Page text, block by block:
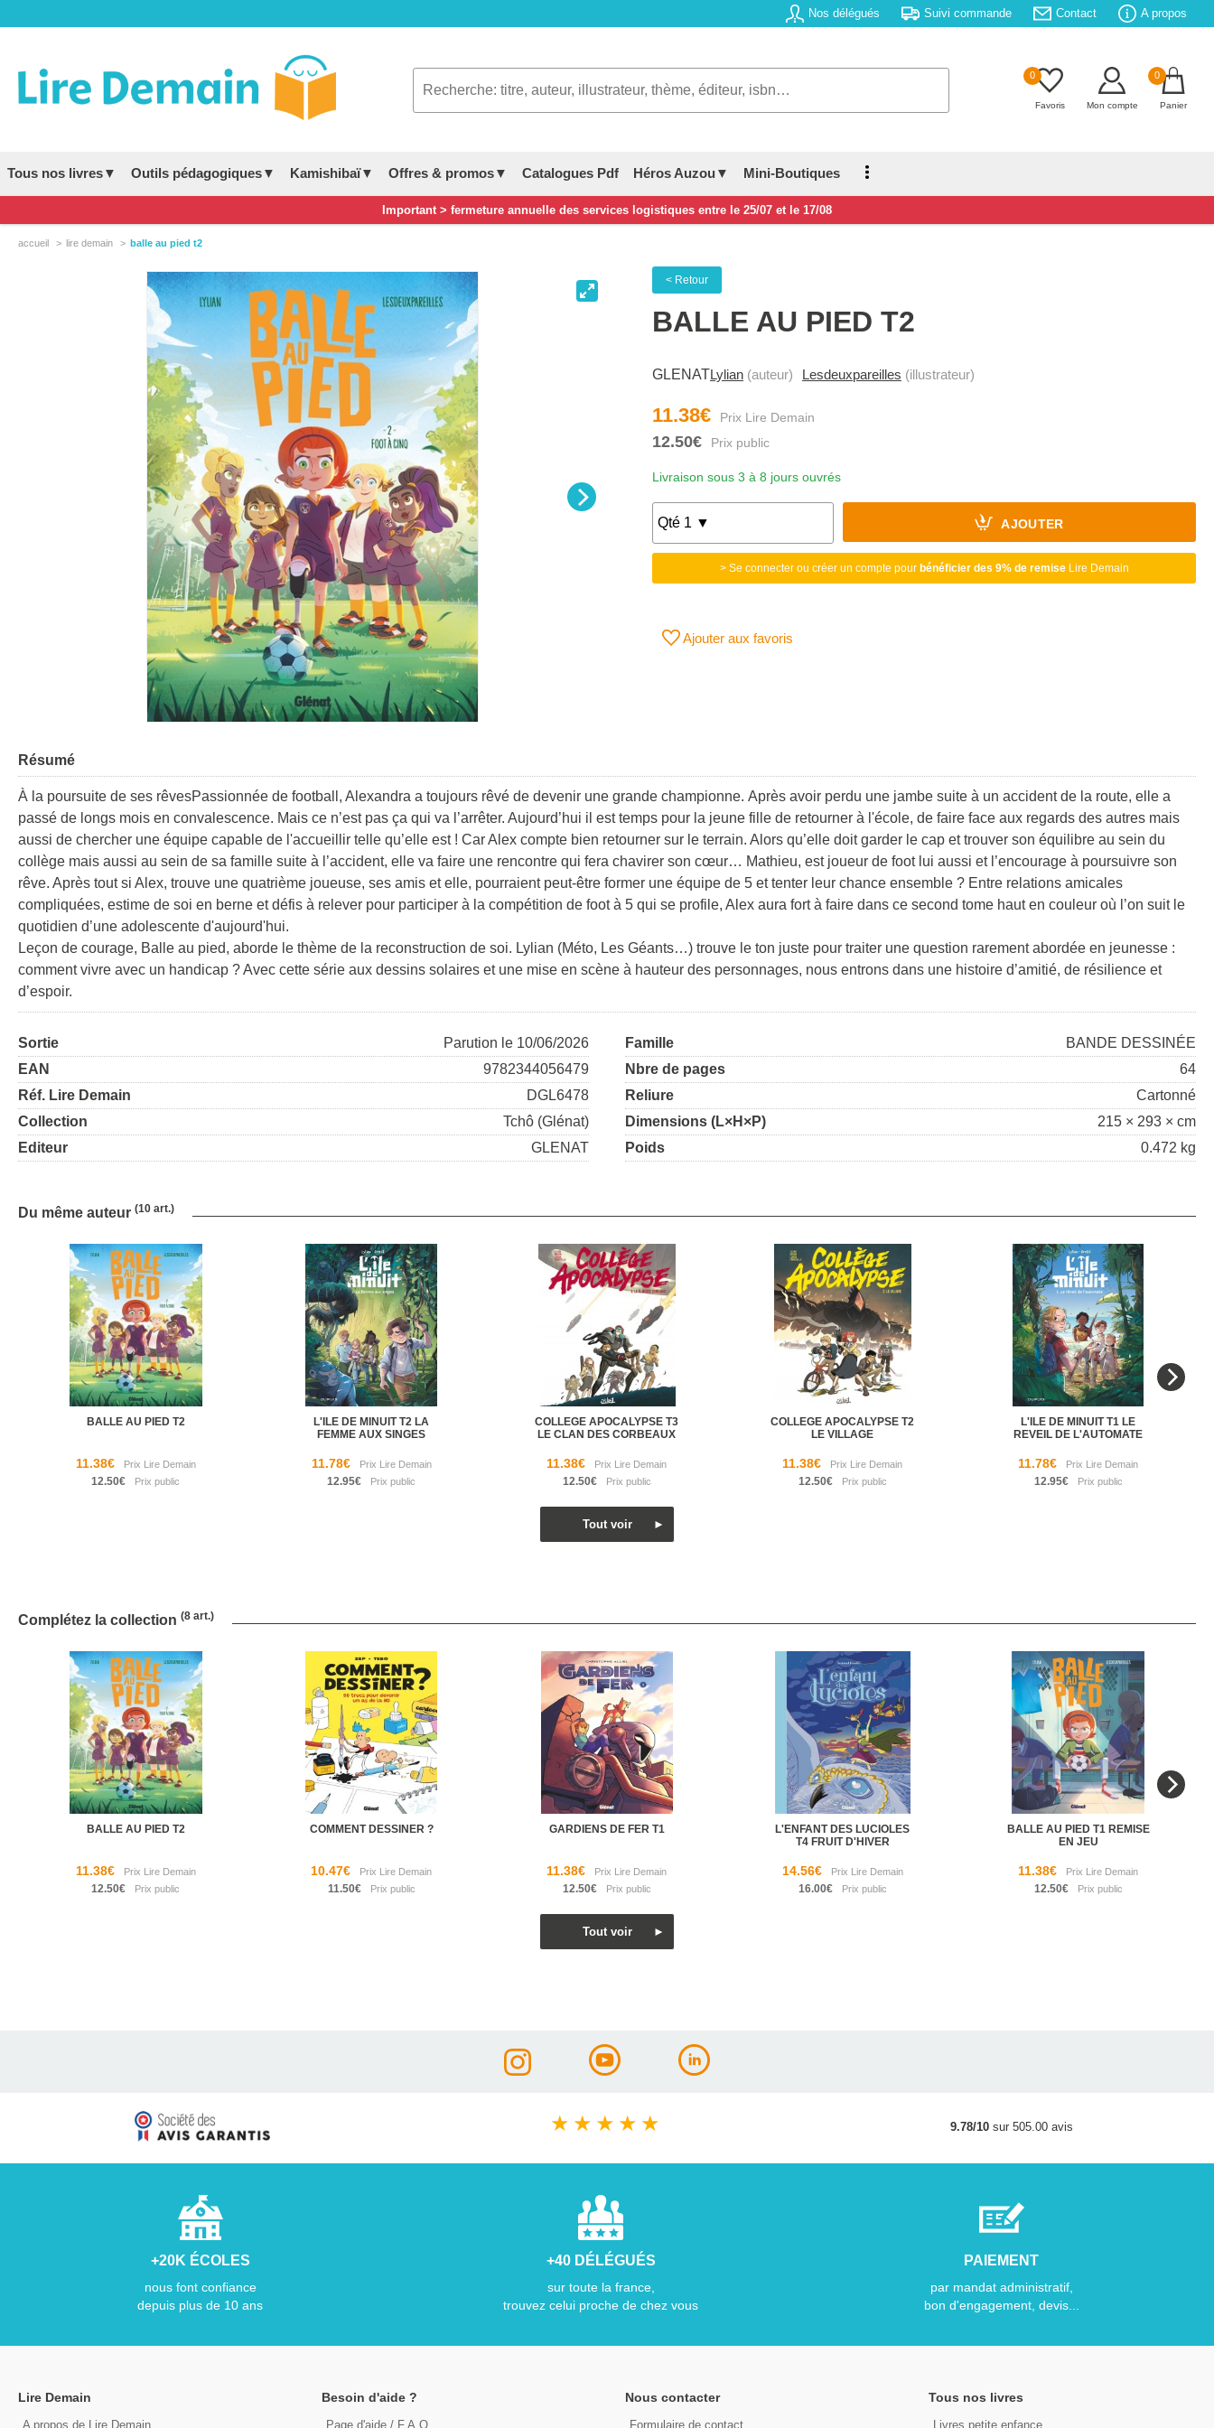
Nos délégués Suivi commande Contact A propos
0
Favoris Mon compte
0
Panier
Tous nos livres▼ Outils pédagogiques▼ Kamishibaï▼ Offres & promos▼ Catalogues Pdf Héros Auzou▼ Mini-Boutiques
Important > fermeture annuelle des services logistiques entre le 25/07 et le 17/08
accueil lire demain balle au pied t2
< Retour
BALLE AU PIED T2
GLENATLylian (auteur) Lesdeuxpareilles (illustrateur)
11.38€
12.50€
Livraison sous 3 à 8 jours ouvrés
AJOUTER
> Se connecter ou créer un compte pour bénéficier des 9% de remiseLire Demain
Ajouter aux favoris
Résumé
À la poursuite de ses rêvesPassionnée de football, Alexandra a toujours rêvé de devenir une grande championne. Après avoir perdu une jambe suite à un accident de la route, elle a
passé de longs mois en convalescence. Mais ce n’est pas ça qui va l’arrêter. Aujourd’hui il est temps pour la jeune fille de retourner à l'école, de faire face aux regards des autres mais
aussi de chercher une équipe capable de l'accueillir telle qu’elle est ! Car Alex compte bien retourner sur le terrain. Alors qu’elle doit garder le cap et trouver son équilibre au sein du
collège mais aussi au sein de sa famille suite à l’accident, elle va faire une rencontre qui fera chavirer son cœur… Mathieu, est joueur de foot lui aussi et l’encourage à poursuivre son
rêve. Après tout si Alex, trouve une quatrième joueuse, ses amis et elle, pourraient peut-être former une équipe de 5 et tenter leur chance ensemble ? Entre relations amicales
compliquées, estime de soi en berne et défis à relever pour participer à la compétition de foot à 5 qui se profile, Alex aura fort à faire dans ce second tome haut en couleur où l’on suit le
quotidien d’une adolescente d'aujourd'hui.
Leçon de courage, Balle au pied, aborde le thème de la reconstruction de soi. Lylian (Méto, Les Géants…) trouve le ton juste pour traiter une question rarement abordée en jeunesse :
comment vivre avec un handicap ? Avec cette série aux dessins solaires et une mise en scène à hauteur des personnages, nous entrons dans une histoire d’amitié, de résilience et
d’espoir.
Sortie
Parution le 10/06/2026
EAN
9782344056479
Réf. Lire Demain
DGL6478
Collection
Tchô (Glénat)
Editeur
GLENAT
Famille
BANDE DESSINÉE
Nbre de pages
64
Reliure
Cartonné
Dimensions (L×H×P)
215 × 293 × cm
Poids
0.472 kg
Du même auteur (10 art.)
BALLE AU PIED T2
11.38€
12.50€
L'ILE DE MINUIT T2 LA
FEMME AUX SINGES
11.78€
12.95€
COLLEGE APOCALYPSE T3
LE CLAN DES CORBEAUX
11.38€
12.50€
COLLEGE APOCALYPSE T2
LE VILLAGE
11.38€
12.50€
L'ILE DE MINUIT T1 LE
REVEIL DE L'AUTOMATE
11.78€
12.95€
Complétez la collection (8 art.)
BALLE AU PIED T2
11.38€
12.50€
COMMENT DESSINER ?
10.47€
11.50€
GARDIENS DE FER T1
11.38€
12.50€
L'ENFANT DES LUCIOLES
T4 FRUIT D'HIVER
14.56€
16.00€
BALLE AU PIED T1 REMISE
EN JEU
11.38€
12.50€
★ ★ ★ ★ ★ 9.78/10sur 505.00 avis
+20K ÉCOLES
nous font confiance
depuis plus de 10 ans
+40 DÉLÉGUÉS
sur toute la france,
trouvez celui proche de chez vous
PAIEMENT
par mandat administratif,
bon d'engagement, devis...
Lire Demain
A propos de Lire Demain
Besoin d'aide ?
Page d'aide / F.A.Q
Nous contacter
Formulaire de contact
Tous nos livres
Livres petite enfance